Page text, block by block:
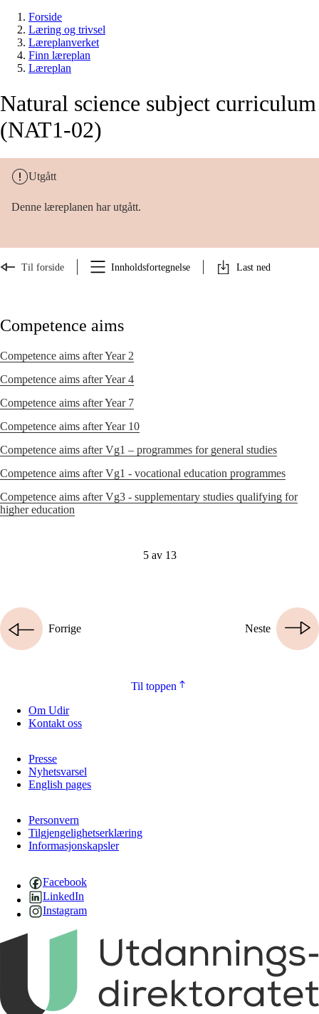
Forside
Læring og trivsel
Læreplanverket
Finn læreplan
Læreplan
Natural science subject curriculum
(NAT1-02)
Utgått
Denne læreplanen har utgått.
Til forside Innholdsfortegnelse Last ned
Competence aims
Competence aims after Year 2
Competence aims after Year 4
Competence aims after Year 7
Competence aims after Year 10
Competence aims after Vg1 – programmes for general studies
Competence aims after Vg1 - vocational education programmes
Competence aims after Vg3 - supplementary studies qualifying for
higher education
5 av 13
Neste
Forrige
Til toppen
Om Udir
Kontakt oss
Presse
Nyhetsvarsel
English pages
Personvern
Tilgjengelighetserklæring
Informasjonskapsler
Facebook
LinkedIn
Instagram